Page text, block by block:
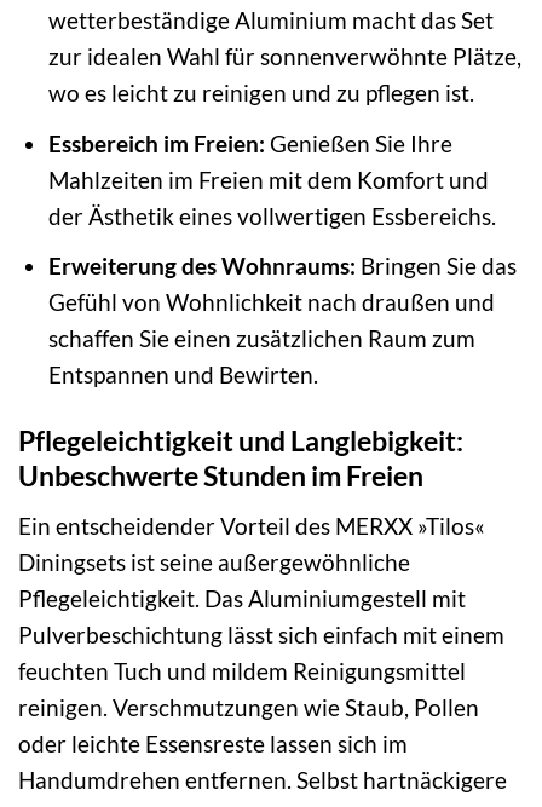
wetterbeständige Aluminium macht das Set
zur idealen Wahl für sonnenverwöhnte Plätze,
wo es leicht zu reinigen und zu pflegen ist.
Essbereich im Freien: Genießen Sie Ihre
Mahlzeiten im Freien mit dem Komfort und
der Ästhetik eines vollwertigen Essbereichs.
Erweiterung des Wohnraums: Bringen Sie das
Gefühl von Wohnlichkeit nach draußen und
schaffen Sie einen zusätzlichen Raum zum
Entspannen und Bewirten.
Pflegeleichtigkeit und Langlebigkeit:
Unbeschwerte Stunden im Freien
Ein entscheidender Vorteil des MERXX »Tilos«
Diningsets ist seine außergewöhnliche
Pflegeleichtigkeit. Das Aluminiumgestell mit
Pulverbeschichtung lässt sich einfach mit einem
feuchten Tuch und mildem Reinigungsmittel
reinigen. Verschmutzungen wie Staub, Pollen
oder leichte Essensreste lassen sich im
Handumdrehen entfernen. Selbst hartnäckigere